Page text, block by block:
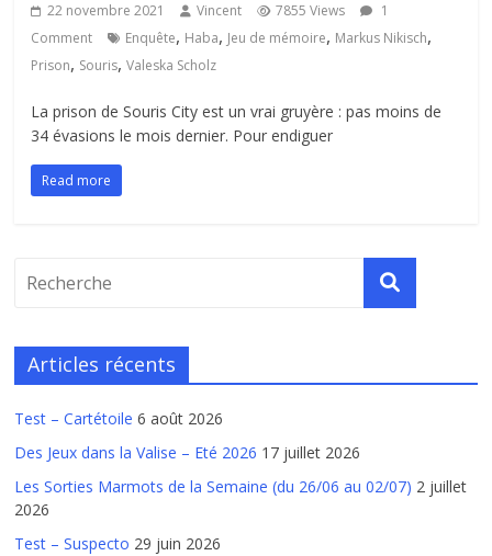
22 novembre 2021 Vincent 7855 Views
1
Comment
Enquête, Haba, Jeu de mémoire, Markus Nikisch,
Prison, Souris,Valeska Scholz
La prison de Souris City est un vrai gruyère : pas moins de
34 évasions le mois dernier. Pour endiguer
Read more
Articles récents
Test – Cartétoile 6 août 2026
Des Jeux dans la Valise – Eté 2026 17 juillet 2026
Les Sorties Marmots de la Semaine (du 26/06 au 02/07) 2 juillet
2026
Test – Suspecto 29 juin 2026